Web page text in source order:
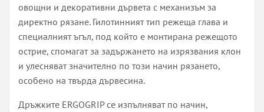
овощни и декоративни дървета с механизъм за
директно рязане. Гилотинният тип режеща глава и
специалният ъгъл, под който е монтирана режещото
острие, спомагат за задържането на изрязвания клон
и улесняват значително по този начин рязането,
особено на твърда дървесина.
Дръжките ERGOGRIP се изпълняват по начин,